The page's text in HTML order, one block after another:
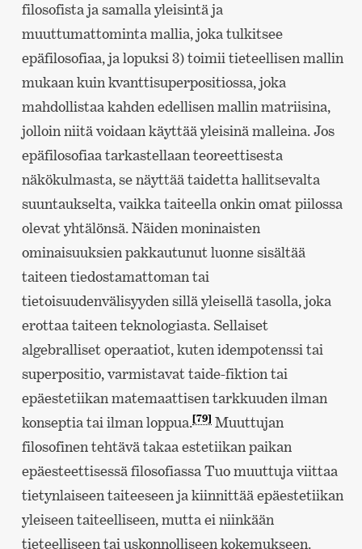
filosofista ja samalla yleisintä ja
muuttumattominta mallia, joka tulkitsee
epäfilosofiaa, ja lopuksi 3) toimii tieteellisen mallin
mukaan kuin kvanttisuperpositiossa, joka
mahdollistaa kahden edellisen mallin matriisina,
jolloin niitä voidaan käyttää yleisinä malleina. Jos
epäfilosofiaa tarkastellaan teoreettisesta
näkökulmasta, se näyttää taidetta hallitsevalta
suuntaukselta, vaikka taiteella onkin omat piilossa
olevat yhtälönsä. Näiden moninaisten
ominaisuuksien pakkautunut luonne sisältää
taiteen tiedostamattoman tai
tietoisuudenvälisyyden sillä yleisellä tasolla, joka
erottaa taiteen teknologiasta. Sellaiset
algebralliset operaatiot, kuten idempotenssi tai
superpositio, varmistavat taide-fiktion tai
epäestetiikan matemaattisen tarkkuuden ilman
konseptia tai ilman loppua.[79]Muuttujan
filosofinen tehtävä takaa estetiikan paikan
epäesteettisessä filosofiassa Tuo muuttuja viittaa
tietynlaiseen taiteeseen ja kiinnittää epäestetiikan
yleiseen taiteelliseen, mutta ei niinkään
tieteelliseen tai uskonnolliseen kokemukseen.